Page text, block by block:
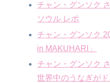
チャン・グンソク
ソウル レポ
チャン・グンソク
in MAKUHARI」
チャン・グンソク
世界中のうなぎが